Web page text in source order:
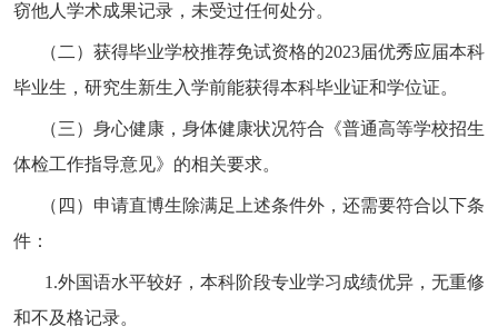
窃他人学术成果记录，未受过任何处分。
（二）获得毕业学校推荐免试资格的2023届优秀应届本科
毕业生，研究生新生入学前能获得本科毕业证和学位证。
（三）身心健康，身体健康状况符合《普通高等学校招生
体检工作指导意见》的相关要求。
（四）申请直博生除满足上述条件外，还需要符合以下条
件：
1.外国语水平较好，本科阶段专业学习成绩优异，无重修
和不及格记录。